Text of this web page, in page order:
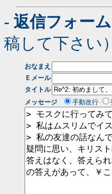
- 返信フォーム
稿して下さい）
おなまえ
Ｅメール
タイトル
メッセージ
手動改行